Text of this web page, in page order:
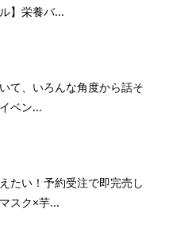
】栄養バ...
て、いろんな角度から話そ
ベン...
たい！予約受注で即完売し
スク×芋...